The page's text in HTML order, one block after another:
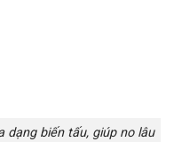
dạng biến tấu, giúp no lâu